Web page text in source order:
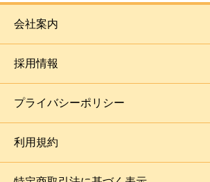
会社案内
採用情報
プライバシーポリシー
利用規約